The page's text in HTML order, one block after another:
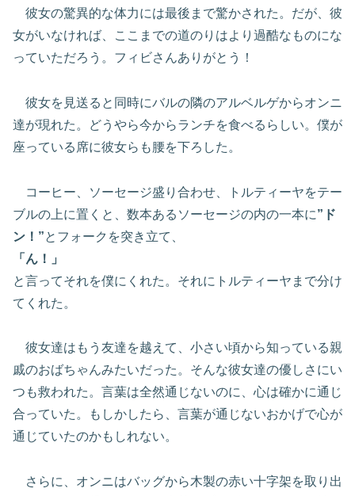
彼女の驚異的な体力には最後まで驚かされた。だが、彼
女がいなければ、ここまでの道のりはより過酷なものにな
っていただろう。フィビさんありがとう！
彼女を見送ると同時にバルの隣のアルベルゲからオンニ
達が現れた。どうやら今からランチを食べるらしい。僕が
座っている席に彼女らも腰を下ろした。
コーヒー、ソーセージ盛り合わせ、トルティーヤをテー
ブルの上に置くと、数本あるソーセージの内の一本に”ド
ン！”とフォークを突き立て、
「ん！」
と言ってそれを僕にくれた。それにトルティーヤまで分け
てくれた。
彼女達はもう友達を越えて、小さい頃から知っている親
戚のおばちゃんみたいだった。そんな彼女達の優しさにい
つも救われた。言葉は全然通じないのに、心は確かに通じ
合っていた。もしかしたら、言葉が通じないおかげで心が
通じていたのかもしれない。
さらに、オンニはバッグから木製の赤い十字架を取り出